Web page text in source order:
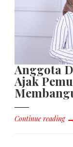
Anggota
Ajak
Continue reading